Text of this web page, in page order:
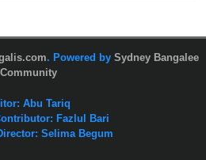
. Powered by Sydney Bangalee
Community
Abu Tariq
Fazlul Bari
Selima Begum